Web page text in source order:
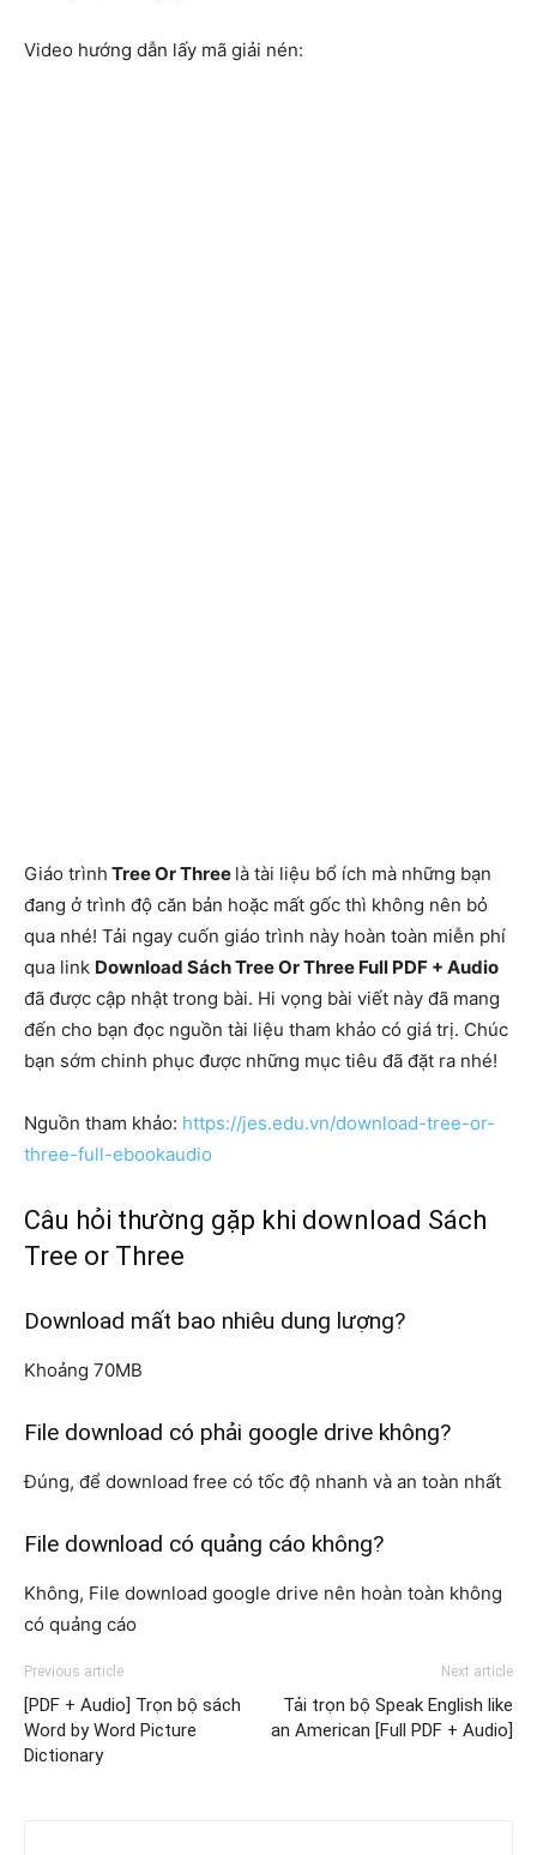
Video hướng dẫn lấy mã giải nén:
Giáo trình Tree Or Three là tài liệu bổ ích mà những bạn
đang ở trình độ căn bản hoặc mất gốc thì không nên bỏ
qua nhé! Tải ngay cuốn giáo trình này hoàn toàn miễn phí
qua link Download Sách Tree Or Three Full PDF + Audio
đã được cập nhật trong bài. Hi vọng bài viết này đã mang
đến cho bạn đọc nguồn tài liệu tham khảo có giá trị. Chúc
bạn sớm chinh phục được những mục tiêu đã đặt ra nhé!
Nguồn tham khảo: https://jes.edu.vn/download-tree-or-
three-full-ebookaudio
Câu hỏi thường gặp khi download Sách
Tree or Three
Download mất bao nhiêu dung lượng?
Khoảng 70MB
File download có phải google drive không?
Đúng, để download free có tốc độ nhanh và an toàn nhất
File download có quảng cáo không?
Không, File download google drive nên hoàn toàn không
có quảng cáo
Previous article
[PDF + Audio] Trọn bộ sách
Word by Word Picture
Dictionary
Next article
Tải trọn bộ Speak English like
an American [Full PDF + Audio]